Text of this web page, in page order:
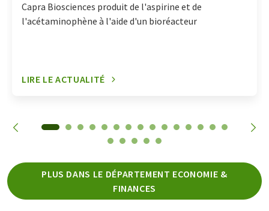
Capra Biosciences produit de l'aspirine et de
l'acétaminophène à l'aide d'un bioréacteur
LIRE LE ACTUALITÉ
PLUS DANS LE DÉPARTEMENT ECONOMIE &
FINANCES